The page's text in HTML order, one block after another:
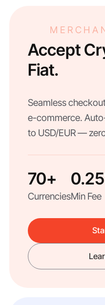
Accept
Fiat.
Seamless
e-commerce.
to USD/EUR —
70+
CurrenciesMin Fee